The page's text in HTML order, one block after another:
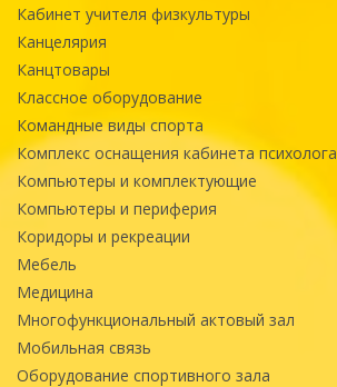
Кабинет учителя физкультуры
Канцелярия
Канцтовары
Классное оборудование
Командные виды спорта
Комплекс оснащения кабинета психолога
Компьютеры и комплектующие
Компьютеры и периферия
Коридоры и рекреации
Мебель
Медицина
Многофункциональный актовый зал
Мобильная связь
Оборудование спортивного зала